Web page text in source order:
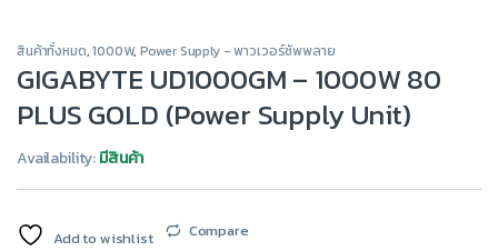
สินค้าทั้งหมด,1000W, Power Supply - พาวเวอร์ซัพพลาย
GIGABYTE UD1000GM – 1000W 80
PLUS GOLD (Power Supply Unit)
Availability:มีสินค้า
Add to wishlist Compare